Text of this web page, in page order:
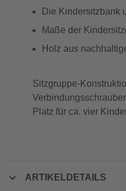
Die Kindersitzbank
Maße der
Holz aus
Sitzgruppe-
Platz für ca. vier
ARTIKELDETAILS